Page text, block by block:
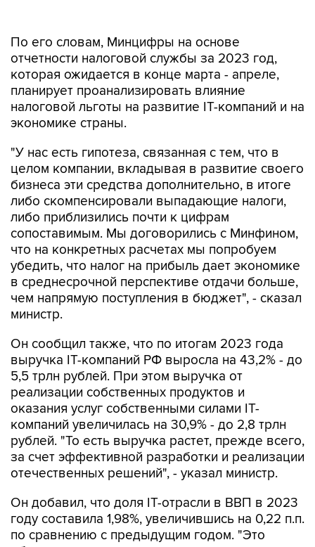
которая ожидается в конце марта - апреле,
планирует проанализировать влияние
налоговой льготы на развитие IT-компаний и на
экономике страны.
"У нас есть гипотеза, связанная с тем, что в
бизнеса эти средства дополнительно, в итоге
либо скомпенсировали выпадающие налоги,
либо приблизились почти к цифрам
сопоставимым. Мы договорились с Минфином,
что на конкретных расчетах мы попробуем
убедить, что налог на прибыль дает экономике
в среднесрочной перспективе отдачи больше,
чем напрямую поступления в бюджет", - сказал
министр.
Он сообщил также, что по итогам 2023 года
5,5 трлн рублей. При этом выручка от
реализации собственных продуктов и
оказания услуг собственными силами IT-
компаний увеличилась на 30,9% - до 2,8 трлн
рублей. "То есть выручка растет, прежде всего,
за счет эффективной разработки и реализации
отечественных решений", - указал министр.
Он добавил, что доля IT-отрасли в ВВП в 2023
по сравнению с предыдущим годом. "Это
обеспечивается, в том числе, за счет мер
поддержки", - отметил глава Минцифры.